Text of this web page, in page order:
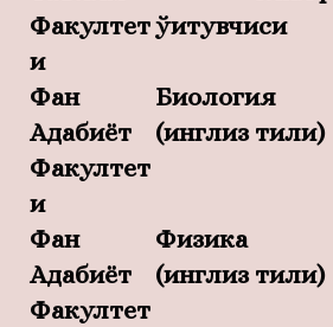
Факултет
и
ўқитувчиси
Фан
Адабиёт
Факултет
и
Биология
(инглиз тили)
Фан
Адабиёт
Факултет
Физика
(инглиз тили)